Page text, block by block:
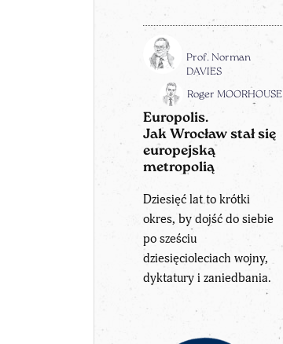
Prof. Norman
DAVIES
Roger MOORHOUSE
Europolis.
Jak Wrocław stał się
europejską
metropolią
Dziesięć lat to krótki
okres, by dojść do siebie
po sześciu
dziesięcioleciach wojny,
dyktatury i zaniedbania.